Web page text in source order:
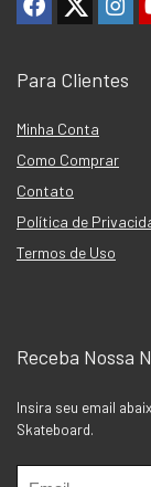
Para Clientes
Minha Conta
Como Comprar
Contato
Política de
Termos de Uso
Receba Nossa
Insira seu email
Skateboard.